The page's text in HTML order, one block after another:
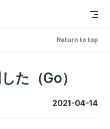
Return to top
た（Go）
2021-04-14